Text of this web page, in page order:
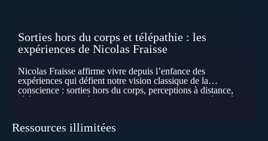
Sorties hors du corps et télépathie : les
expériences de Nicolas Fraisse
Nicolas Fraisse affirme vivre depuis l’enfance des
expériences qui défient notre vision classique de la
conscience : sorties hors du corps, perceptions à distance,
télépathie spontanée… Comment accueillir ces phénomènes
les pensées d’autrui ? Que deviennent l’espace, le temps… et
Ressources illimitées